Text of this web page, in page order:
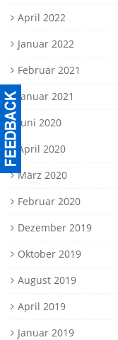
April 2022
Januar 2022
Februar 2021
Januar 2021
Juni 2020
April 2020
März 2020
Februar 2020
Dezember 2019
Oktober 2019
August 2019
April 2019
Januar 2019